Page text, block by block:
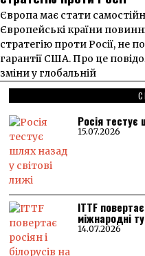
Європа має стати
Європейські країни
стратегію проти Росії, не
гарантії США. Про це
зміни у глобальній
Росія тестує
15.07.2026
ITTF повертає
міжнародні
14.07.2026